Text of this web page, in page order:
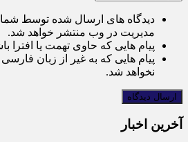
دیدگاه های ارسال شده توسط
مدیریت در وب منتشر خواهد شد.
پیام هایی که حاوی تهمت یا افترا
پیام هایی که به غیر از زبان
نخواهد شد.
آخرین اخبار